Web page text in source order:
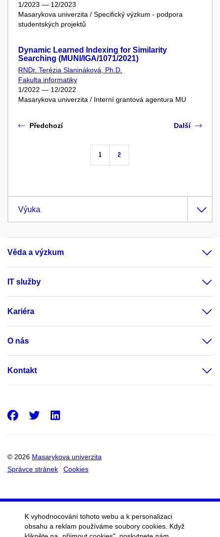
1/2023 — 12/2023
Masarykova univerzita / Specifický výzkum - podpora
studentských projektů
Dynamic Learned Indexing for Similarity
Searching (MUNI/IGA/1071/2021)
RNDr. Terézia Slanináková, Ph.D.
Fakulta informatiky
1/2022 — 12/2022
Masarykova univerzita / Interní grantová agentura MU
Předchozí
1 2
Další
Výuka
Věda a výzkum
IT služby
Kariéra
O nás
Kontakt
© 2026 Masarykova univerzita
Správce stránek
Cookies
Facebook
Twitter
K vyhodnocování tohoto webu a k personalizaci
obsahu a reklam používáme soubory cookies. Když